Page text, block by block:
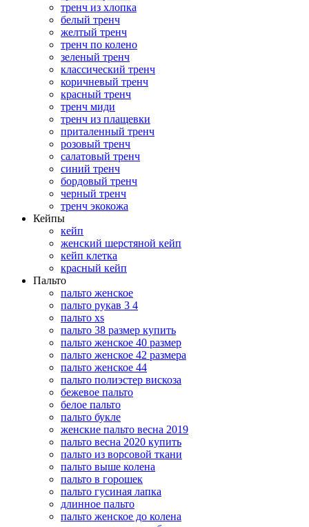
тренч из хлопка
белый тренч
желтый тренч
тренч по колено
зеленый тренч
классический тренч
коричневый тренч
красный тренч
тренч миди
тренч из плащевки
приталенный тренч
розовый тренч
салатовый тренч
синий тренч
бордовый тренч
черный тренч
тренч экокожа
Кейпы
кейп
женский шерстяной кейп
кейп клетка
красный кейп
Пальто
пальто женское
пальто рукав 3 4
пальто xs
пальто 38 размер купить
пальто женское 40 размер
пальто женское 42 размера
пальто женское 44
пальто полиэстер вискоза
бежевое пальто
белое пальто
пальто букле
женские пальто весна 2019
пальто весна 2020 купить
пальто из ворсовой ткани
пальто выше колена
пальто в горошек
пальто гусиная лапка
длинное пальто
пальто женское до колена